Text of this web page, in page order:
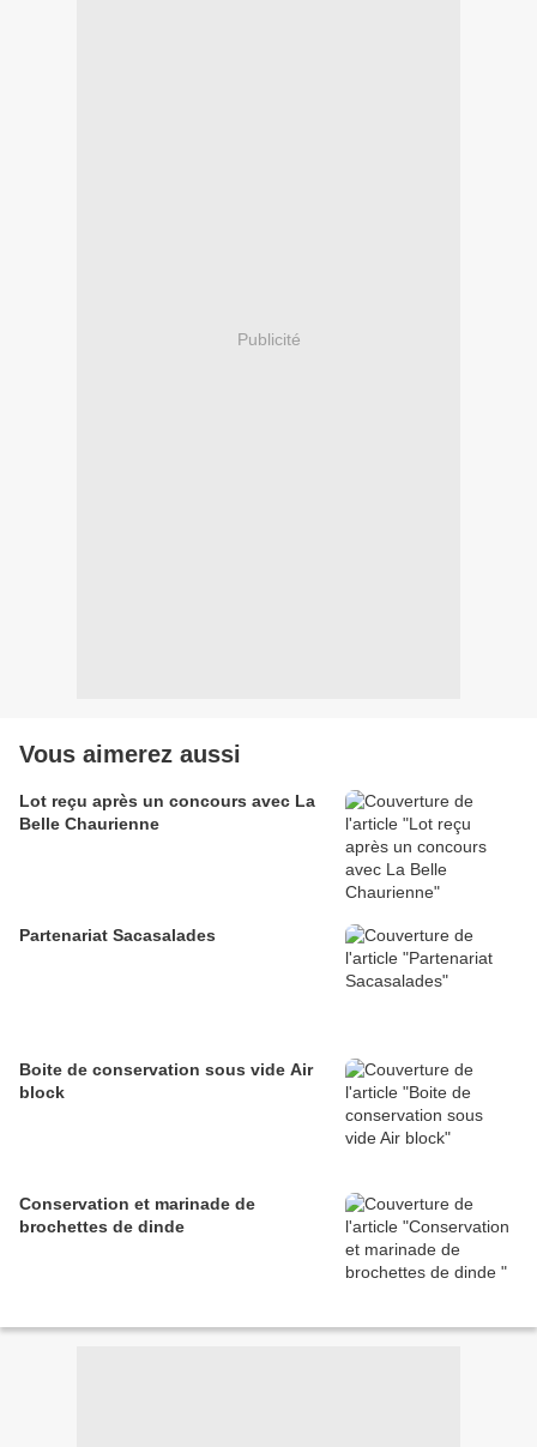
Publicité
Vous aimerez aussi
Lot reçu après un concours avec La
Belle Chaurienne
Partenariat Sacasalades
Boite de conservation sous vide Air
block
Conservation et marinade de
brochettes de dinde